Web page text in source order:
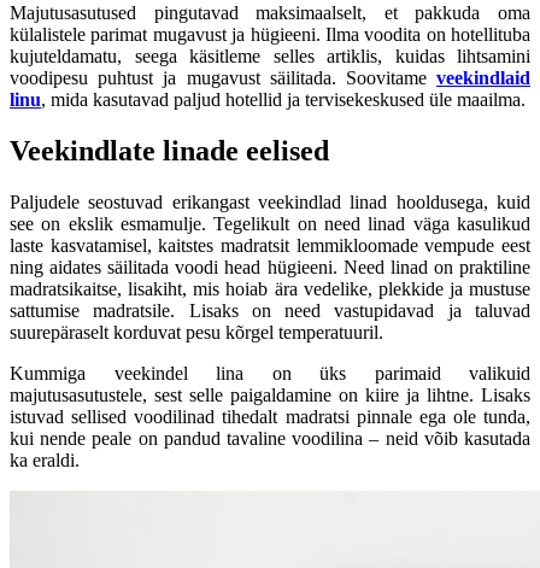
Majutusasutused pingutavad maksimaalselt, et pakkuda oma
külalistele parimat mugavust ja hügieeni. Ilma voodita on hotellituba
kujuteldamatu, seega käsitleme selles artiklis, kuidas lihtsamini
voodipesu puhtust ja mugavust säilitada. Soovitame veekindlaid
linu, mida kasutavad paljud hotellid ja tervisekeskused üle maailma.
Veekindlate linade eelised
Paljudele seostuvad erikangast veekindlad linad hooldusega, kuid
see on ekslik esmamulje. Tegelikult on need linad väga kasulikud
laste kasvatamisel, kaitstes madratsit lemmikloomade vempude eest
ning aidates säilitada voodi head hügieeni. Need linad on praktiline
madratsikaitse, lisakiht, mis hoiab ära vedelike, plekkide ja mustuse
sattumise madratsile. Lisaks on need vastupidavad ja taluvad
suurepäraselt korduvat pesu kõrgel temperatuuril.
Kummiga veekindel lina on üks parimaid valikuid
majutusasutustele, sest selle paigaldamine on kiire ja lihtne. Lisaks
istuvad sellised voodilinad tihedalt madratsi pinnale ega ole tunda,
kui nende peale on pandud tavaline voodilina – neid võib kasutada
ka eraldi.